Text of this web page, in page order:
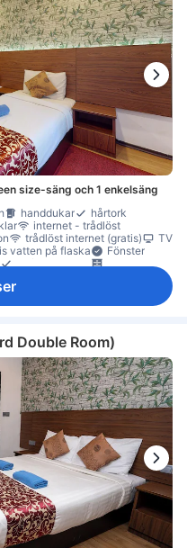
size-säng och 1 enkelsäng
handdukar
hårtork
internet - trådlöst
trådlöst internet (gratis)
TV
vatten på flaska
Fönster
Tillgängligt via trappor
Double Room)